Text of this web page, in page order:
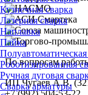
Кузнечная сварка
Лазерная сварка
Наплавка
Пайка
Полуавтоматическая
Роботизированная
Ручная дуговая
Сварка арматуры
По вопросам
ИП Чугаев А.В.